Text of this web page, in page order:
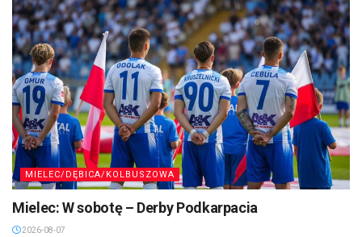
MIELEC/DĘBICA/KOLBUSZOWA
Mielec: W sobotę – Derby Podkarpacia
2026-08-07